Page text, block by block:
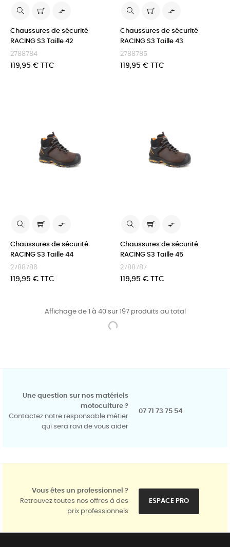

Chaussures de sécurité
RACING S3 Taille 42
2788784
Prix
119,95 € TTC

Chaussures de sécurité
RACING S3 Taille 43
2788785
Prix
119,95 € TTC

Chaussures de sécurité
RACING S3 Taille 44
2788786
Prix
119,95 € TTC

Chaussures de sécurité
RACING S3 Taille 45
2788787
Prix
119,95 € TTC
Affichage de 1 à 40 sur 197 produits au total
Une question sur nos matériels
motoculture ?
Contactez notre responsable métier
qui sera ravi de vous aider
07 71 73 75 54
Vous êtes un professionnel ?
Retrouvez toutes nos offres à des
prix professionnels
ESPACE PRO